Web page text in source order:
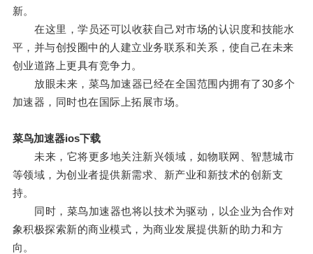
新。
在这里，学员还可以收获自己对市场的认识度和技能水
平，并与创投圈中的人建立业务联系和关系，使自己在未来
创业道路上更具有竞争力。
放眼未来，菜鸟加速器已经在全国范围内拥有了30多个
加速器，同时也在国际上拓展市场。
菜鸟加速器ios下载
未来，它将更多地关注新兴领域，如物联网、智慧城市
等领域，为创业者提供新需求、新产业和新技术的创新支
持。
同时，菜鸟加速器也将以技术为驱动，以企业为合作对
象积极探索新的商业模式，为商业发展提供新的助力和方
向。